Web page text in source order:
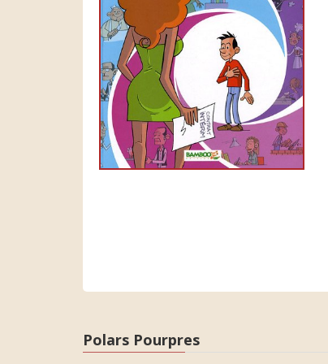
Polars Pourpres